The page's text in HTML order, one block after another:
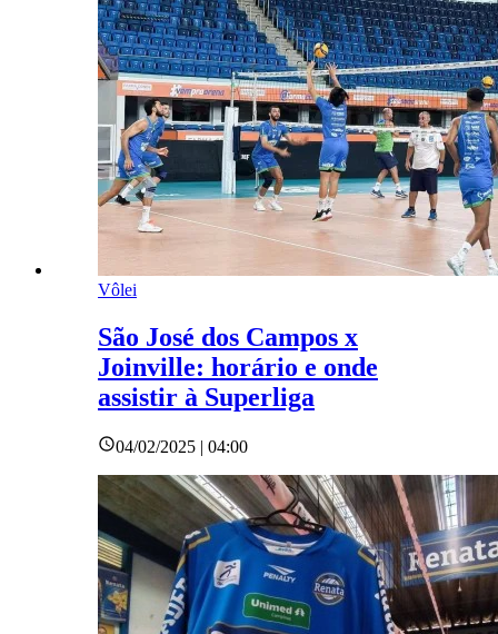
Vôlei
São José dos Campos x
Joinville: horário e onde
assistir à Superliga
04/02/2025 | 04:00